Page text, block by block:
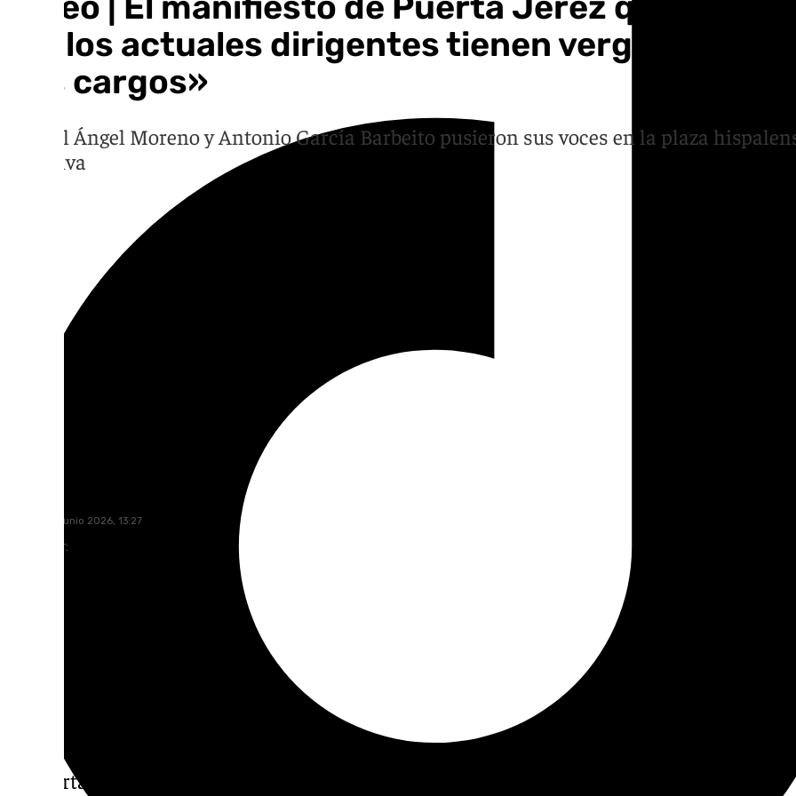
«Si los actuales dirigentes tienen vergüenza,
sus cargos»
Miguel Ángel Moreno y Antonio García Barbeito pusieron sus voces en la plaza
directiva
viernes, 19 junio 2026, 13:27
Compartir:
La movilización del sevillismo del 18J terminó, como estaba previsto, en
la Puerta de Jerez. Los encargados de poner el cierre a una movilización